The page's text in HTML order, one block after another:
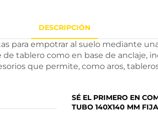
DESCRIPCIÓN
para empotrar al suelo mediante
tablero como en base de anclaje,
que permite, como aros,
SÉ EL PRIMERO EN
TUBO 140X140 MM